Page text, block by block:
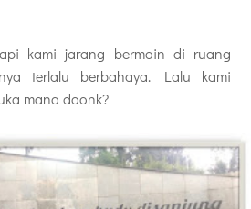
kami jarang bermain di ruang
terlalu berbahaya. Lalu kami
mana doonk?